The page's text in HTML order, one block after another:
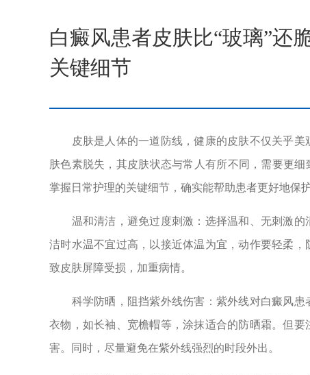
白癜风患者皮肤比“玻璃”还
关键细节
皮肤是人体的一道防线，健康的皮肤不仅关乎美
肤色素脱失，其皮肤状态与常人有所不同，需要更
掌握日常护理的关键细节，确实能帮助患者更好地保
温和清洁，避免过度刺激：选择温和、无刺激的
洁时水温不宜过高，以接近体温为宜，动作要轻柔
致皮肤屏障受损，加重病情。
科学防晒，阻挡紫外线伤害：紫外线对白癜风患
衣物，如长袖、宽檐帽等，涂抹适合的防晒霜。但
害。同时，尽量避免在紫外线强烈的时段外出。